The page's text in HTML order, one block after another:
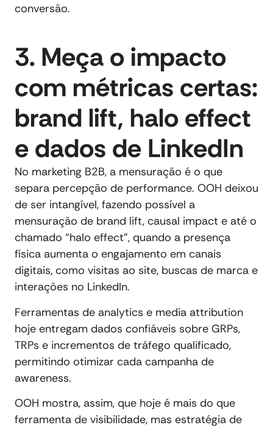
conversão.
3. Meça o impacto
com métricas certas:
brand lift, halo effect
e dados de LinkedIn
No marketing B2B, a mensuração é o que
separa percepção de performance. OOH deixou
de ser intangível, fazendo possível a
mensuração de brand lift, causal impact e até o
chamado “halo effect”, quando a presença
física aumenta o engajamento em canais
digitais, como visitas ao site, buscas de marca e
interações no LinkedIn.
Ferramentas de analytics e media attribution
hoje entregam dados confiáveis sobre GRPs,
TRPs e incrementos de tráfego qualificado,
permitindo otimizar cada campanha de
awareness.
OOH mostra, assim, que hoje é mais do que
ferramenta de visibilidade, mas estratégia de